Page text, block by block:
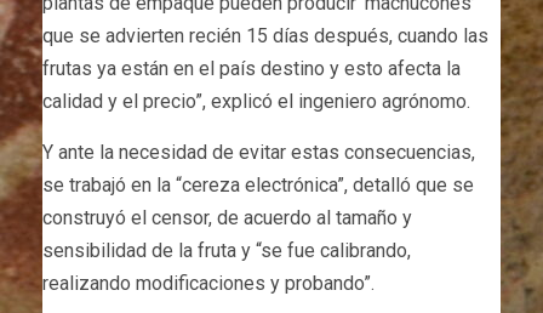
que se advierten recién 15 días después, cuando las
frutas ya están en el país destino y esto afecta la
calidad y el precio”, explicó el ingeniero agrónomo.
Y ante la necesidad de evitar estas consecuencias,
se trabajó en la “cereza electrónica”, detalló que se
construyó el censor, de acuerdo al tamaño y
sensibilidad de la fruta y “se fue calibrando,
realizando modificaciones y probando”.